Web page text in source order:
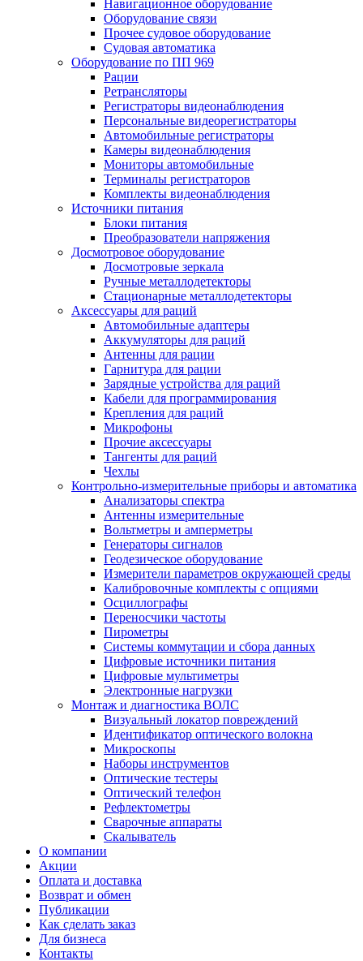
Навигационное оборудование
Оборудование связи
Прочее судовое оборудование
Судовая автоматика
Оборудование по ПП 969
Рации
Ретрансляторы
Регистраторы видеонаблюдения
Персональные видеорегистраторы
Автомобильные регистраторы
Камеры видеонаблюдения
Мониторы автомобильные
Терминалы регистраторов
Комплекты видеонаблюдения
Источники питания
Блоки питания
Преобразователи напряжения
Досмотровое оборудование
Досмотровые зеркала
Ручные металлодетекторы
Стационарные металлодетекторы
Аксессуары для раций
Автомобильные адаптеры
Аккумуляторы для раций
Антенны для рации
Гарнитура для рации
Зарядные устройства для раций
Кабели для программирования
Крепления для раций
Микрофоны
Прочие аксессуары
Тангенты для раций
Чехлы
Контрольно-измерительные приборы и автоматика
Анализаторы спектра
Антенны измерительные
Вольтметры и амперметры
Генераторы сигналов
Геодезическое оборудование
Измерители параметров окружающей среды
Калибровочные комплекты с опциями
Осциллографы
Переносчики частоты
Пирометры
Системы коммутации и сбора данных
Цифровые источники питания
Цифровые мультиметры
Электронные нагрузки
Монтаж и диагностика ВОЛС
Визуальный локатор повреждений
Идентификатор оптического волокна
Микроскопы
Наборы инструментов
Оптические тестеры
Оптический телефон
Рефлектометры
Сварочные аппараты
Скалыватель
О компании
Акции
Оплата и доставка
Возврат и обмен
Публикации
Как сделать заказ
Для бизнеса
Контакты